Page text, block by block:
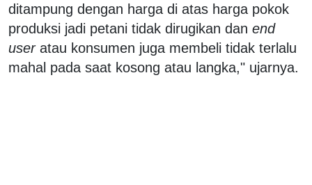
ditampung dengan harga di atas harga pokok
produksi jadi petani tidak dirugikan dan end
useratau konsumen juga membeli tidak terlalu
mahal pada saat kosong atau langka," ujarnya.